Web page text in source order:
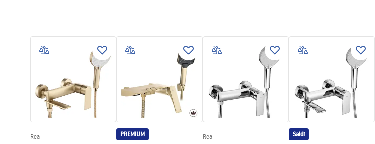
Metodo di installazione
A vite
23
Warranty_Terms_and_Conditions_
Accessories_-_24.pdf
Rea PREMIUM Rea Saldi